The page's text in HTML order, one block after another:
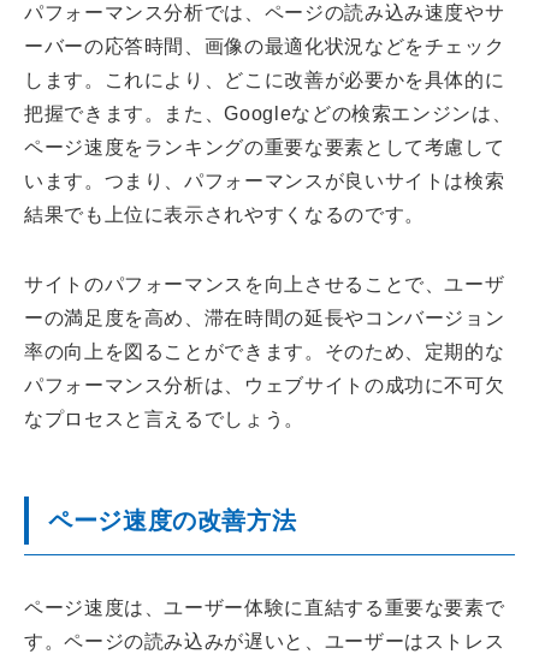
パフォーマンス分析では、ページの読み込み速度やサ
ーバーの応答時間、画像の最適化状況などをチェック
します。これにより、どこに改善が必要かを具体的に
把握できます。また、Googleなどの検索エンジンは、
ページ速度をランキングの重要な要素として考慮して
います。つまり、パフォーマンスが良いサイトは検索
結果でも上位に表示されやすくなるのです。
サイトのパフォーマンスを向上させることで、ユーザ
ーの満足度を高め、滞在時間の延長やコンバージョン
率の向上を図ることができます。そのため、定期的な
パフォーマンス分析は、ウェブサイトの成功に不可欠
なプロセスと言えるでしょう。
ページ速度の改善方法
ページ速度は、ユーザー体験に直結する重要な要素で
す。ページの読み込みが遅いと、ユーザーはストレス